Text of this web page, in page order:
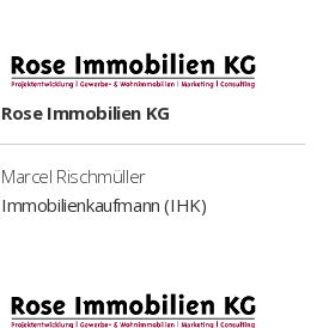
Rose Immobilien KG
Marcel Rischmüller
Immobilienkaufmann (IHK)